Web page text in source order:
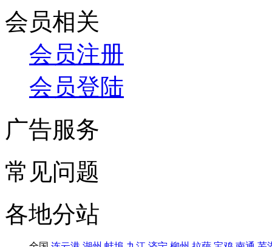
会员相关
会员注册
会员登陆
广告服务
常见问题
各地分站